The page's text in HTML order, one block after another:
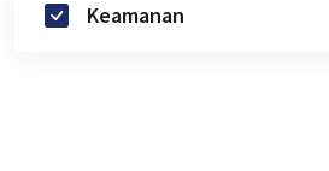
Keamanan